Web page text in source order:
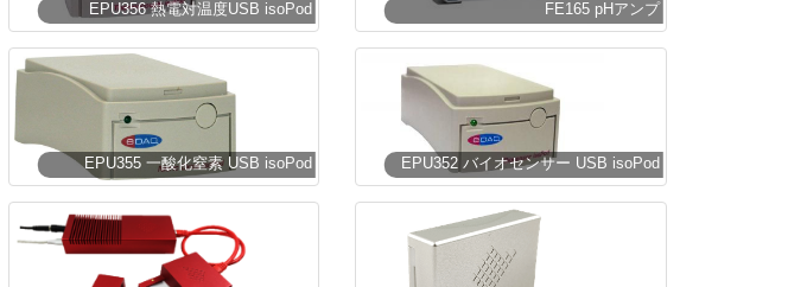
EPU356 熱電対温度USB isoPod FE165 pHアンプ
EPU355 一酸化窒素 USB isoPod EPU352 バイオセンサー USB isoPod